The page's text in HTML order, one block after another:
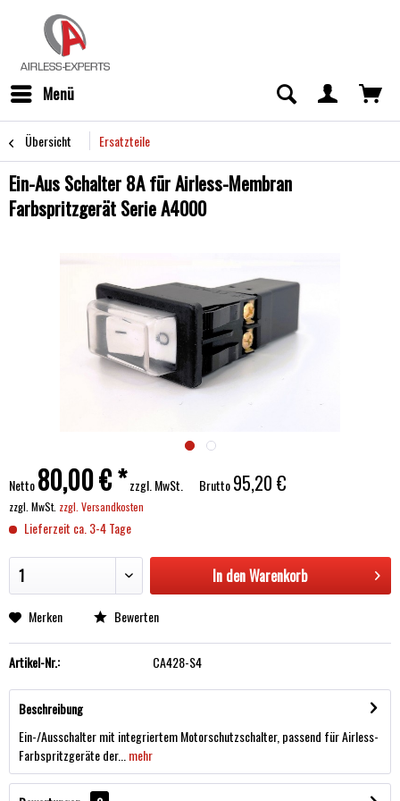
Menü
Übersicht Ersatzteile
Ein-Aus Schalter 8A für Airless-Membran
Farbspritzgerät Serie A4000
Netto80,00 € *zzgl. MwSt. Brutto95,20 €
zzgl. MwSt. zzgl. Versandkosten
Lieferzeit ca. 3-4 Tage
In denWarenkorb
Merken Bewerten
Artikel-Nr.: CA428-S4
Beschreibung
Ein-/Ausschalter mit integriertem Motorschutzschalter, passend für Airless-
Farbspritzgeräte der... mehr